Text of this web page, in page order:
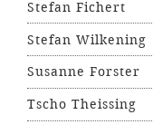
Stefan Fichert
Stefan Wilkening
Susanne Forster
Tscho Theissing